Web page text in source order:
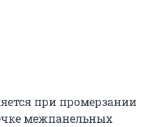
при промерзании
межпанельных